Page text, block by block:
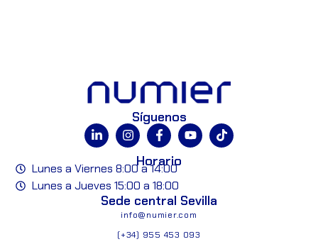
Síguenos
Horario
Lunes a Viernes 8:00 a 14:00
Lunes a Jueves 15:00 a 18:00
Sede central Sevilla
info@numier.com
(+34) 955 453 093